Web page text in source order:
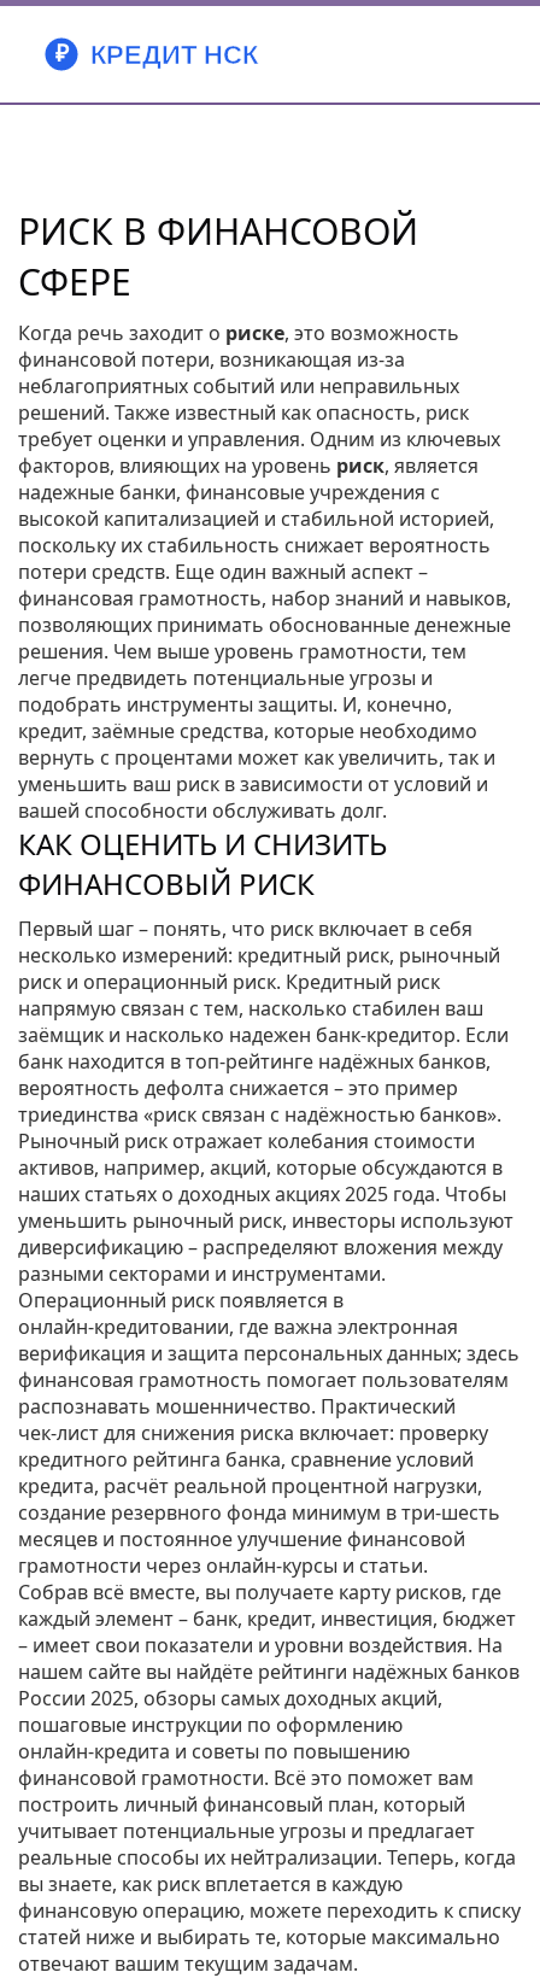
РИСК В ФИНАНСОВОЙ
СФЕРЕ
Когда речь заходит о риске, это возможность
финансовой потери, возникающая из‑за
неблагоприятных событий или неправильных
решений. Также известный как опасность, риск
требует оценки и управления. Одним из ключевых
факторов, влияющих на уровень риск, является
надежные банки, финансовые учреждения с
высокой капитализацией и стабильной историей,
поскольку их стабильность снижает вероятность
потери средств. Еще один важный аспект –
финансовая грамотность, набор знаний и навыков,
позволяющих принимать обоснованные денежные
решения. Чем выше уровень грамотности, тем
легче предвидеть потенциальные угрозы и
подобрать инструменты защиты. И, конечно,
кредит, заёмные средства, которые необходимо
вернуть с процентами может как увеличить, так и
уменьшить ваш риск в зависимости от условий и
вашей способности обслуживать долг.
КАК ОЦЕНИТЬ И СНИЗИТЬ
ФИНАНСОВЫЙ РИСК
Первый шаг – понять, что риск включает в себя
несколько измерений: кредитный риск, рыночный
риск и операционный риск. Кредитный риск
напрямую связан с тем, насколько стабилен ваш
заёмщик и насколько надежен банк‑кредитор. Если
банк находится в топ‑рейтинге надёжных банков,
вероятность дефолта снижается – это пример
триединства «риск связан с надёжностью банков».
Рыночный риск отражает колебания стоимости
активов, например, акций, которые обсуждаются в
наших статьях о доходных акциях 2025 года. Чтобы
уменьшить рыночный риск, инвесторы используют
диверсификацию – распределяют вложения между
разными секторами и инструментами.
Операционный риск появляется в
онлайн‑кредитовании, где важна электронная
верификация и защита персональных данных; здесь
финансовая грамотность помогает пользователям
распознавать мошенничество. Практический
чек‑лист для снижения риска включает: проверку
кредитного рейтинга банка, сравнение условий
кредита, расчёт реальной процентной нагрузки,
создание резервного фонда минимум в три‑шесть
месяцев и постоянное улучшение финансовой
грамотности через онлайн‑курсы и статьи.
Собрав всё вместе, вы получаете карту рисков, где
каждый элемент – банк, кредит, инвестиция, бюджет
– имеет свои показатели и уровни воздействия. На
нашем сайте вы найдёте рейтинги надёжных банков
России 2025, обзоры самых доходных акций,
пошаговые инструкции по оформлению
онлайн‑кредита и советы по повышению
финансовой грамотности. Всё это поможет вам
построить личный финансовый план, который
учитывает потенциальные угрозы и предлагает
реальные способы их нейтрализации. Теперь, когда
вы знаете, как риск вплетается в каждую
финансовую операцию, можете переходить к списку
статей ниже и выбирать те, которые максимально
отвечают вашим текущим задачам.